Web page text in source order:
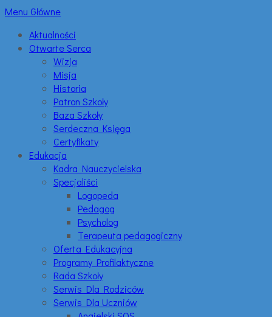
Menu Główne
Aktualności
Otwarte Serca
Wizja
Misja
Historia
Patron Szkoły
Baza Szkoły
Serdeczna Księga
Certyfikaty
Edukacja
Kadra Nauczycielska
Specjaliści
Logopeda
Pedagog
Psycholog
Terapeuta pedagogiczny
Oferta Edukacyjna
Programy Profilaktyczne
Rada Szkoły
Serwis Dla Rodziców
Serwis Dla Uczniów